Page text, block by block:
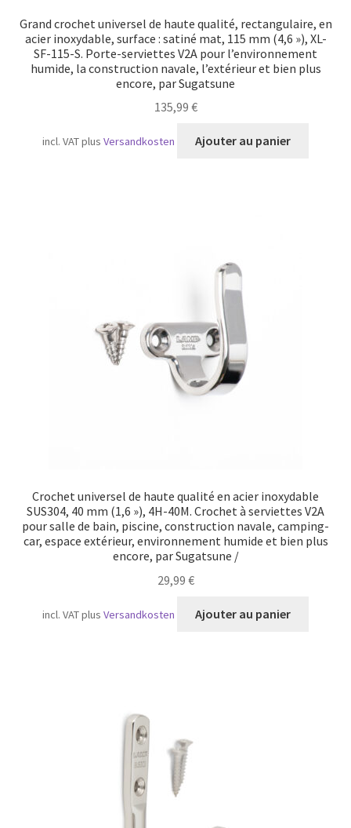
Grand crochet universel de haute qualité, rectangulaire, en
acier inoxydable, surface : satiné mat, 115 mm (4,6 »), XL-
SF-115-S. Porte-serviettes V2A pour l’environnement
humide, la construction navale, l’extérieur et bien plus
encore, par Sugatsune
135,99 €
incl. VATplusVersandkosten Ajouter au panier
Crochet universel de haute qualité en acier inoxydable
SUS304, 40 mm (1,6 »), 4H-40M. Crochet à serviettes V2A
pour salle de bain, piscine, construction navale, camping-
car, espace extérieur, environnement humide et bien plus
encore, par Sugatsune /
29,99 €
incl. VATplusVersandkosten Ajouter au panier